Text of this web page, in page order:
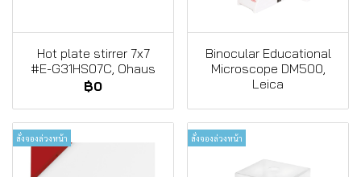
Hot plate stirrer 7x7
#E-G31HS07C, Ohaus
฿0
Binocular Educational
Microscope DM500,
Leica
สั่งจองล่วงหน้า สั่งจองล่วงหน้า